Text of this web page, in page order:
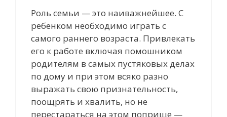
Роль семьи — это наиважнейшее. С
ребенком необходимо играть с
самого раннего возраста. Привлекать
его к работе включая помошником
родителям в самых пустяковых делах
по дому и при этом всяко разно
выражать свою признательность,
поощрять и хвалить, но не
перестараться на этом поприще —